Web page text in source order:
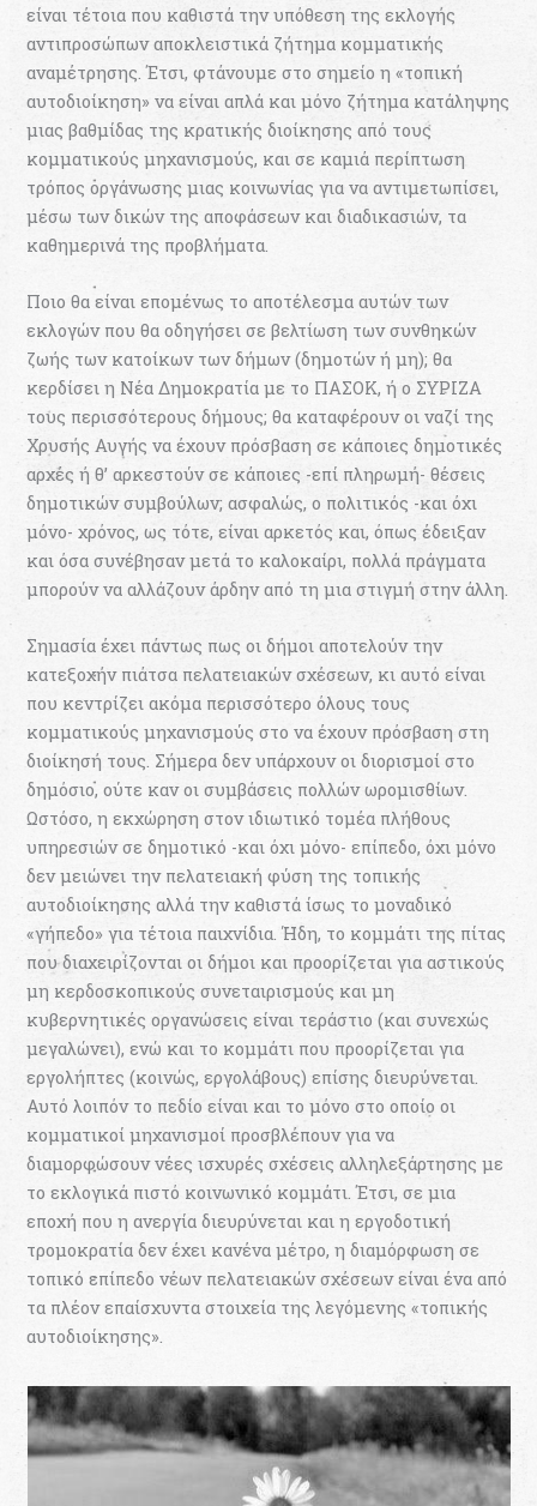
είναι τέτοια που καθιστά την υπόθεση της εκλογής
αντιπροσώπων αποκλειστικά ζήτηµα κοµµατικής
αναµέτρησης. Έτσι, φτάνουµε στο σηµείο η «τοπική
αυτοδιοίκηση» να είναι απλά και µόνο ζήτηµα κατάληψης
µιας βαθµίδας της κρατικής διοίκησης από τους
κοµµατικούς µηχανισµούς, και σε καµιά περίπτωση
τρόπος οργάνωσης µιας κοινωνίας για να αντιµετωπίσει,
µέσω των δικών της αποφάσεων και διαδικασιών, τα
καθηµερινά της προβλήµατα.
Ποιο θα είναι εποµένως το αποτέλεσµα αυτών των
εκλογών που θα οδηγήσει σε βελτίωση των συνθηκών
ζωής των κατοίκων των δήµων (δηµοτών ή µη); θα
κερδίσει η Νέα Δημοκρατία με το ΠΑΣΟΚ, ή ο ΣΥΡΙΖΑ
τους περισσότερους δήµους; θα καταφέρουν οι ναζί της
Χρυσής Αυγής να έχουν πρόσβαση σε κάποιες δηµοτικές
αρχές ή θ’ αρκεστούν σε κάποιες -επί πληρωµή- θέσεις
δηµοτικών συµβούλων; ασφαλώς, ο πολιτικός -και όχι
µόνο- χρόνος, ως τότε, είναι αρκετός και, όπως έδειξαν
και όσα συνέβησαν µετά το καλοκαίρι, πολλά πράγµατα
µπορούν να αλλάζουν άρδην από τη µια στιγµή στην άλλη.
Σηµασία έχει πάντως πως οι δήµοι αποτελούν την
κατεξοχήν πιάτσα πελατειακών σχέσεων, κι αυτό είναι
που κεντρίζει ακόµα περισσότερο όλους τους
κοµµατικούς µηχανισµούς στο να έχουν πρόσβαση στη
διοίκησή τους. Σήµερα δεν υπάρχουν οι διορισµοί στο
δηµόσιο, ούτε καν οι συµβάσεις πολλών ωροµισθίων.
Ωστόσο, η εκχώρηση στον ιδιωτικό τοµέα πλήθους
υπηρεσιών σε δηµοτικό -και όχι µόνο- επίπεδο, όχι µόνο
δεν µειώνει την πελατειακή φύση της τοπικής
αυτοδιοίκησης αλλά την καθιστά ίσως το µοναδικό
«γήπεδο» για τέτοια παιχνίδια. Ήδη, το κοµµάτι της πίτας
που διαχειρίζονται οι δήµοι και προορίζεται για αστικούς
µη κερδοσκοπικούς συνεταιρισµούς και µη
κυβερνητικές οργανώσεις είναι τεράστιο (και συνεχώς
µεγαλώνει), ενώ και το κοµµάτι που προορίζεται για
εργολήπτες (κοινώς, εργολάβους) επίσης διευρύνεται.
Αυτό λοιπόν το πεδίο είναι και το µόνο στο οποίο οι
κοµµατικοί µηχανισµοί προσβλέπουν για να
διαµορφώσουν νέες ισχυρές σχέσεις αλληλεξάρτησης µε
το εκλογικά πιστό κοινωνικό κομμάτι. Έτσι, σε µια
εποχή που η ανεργία διευρύνεται και η εργοδοτική
τροµοκρατία δεν έχει κανένα µέτρο, η διαµόρφωση σε
τοπικό επίπεδο νέων πελατειακών σχέσεων είναι ένα από
τα πλέον επαίσχυντα στοιχεία της λεγόµενης «τοπικής
αυτοδιοίκησης».